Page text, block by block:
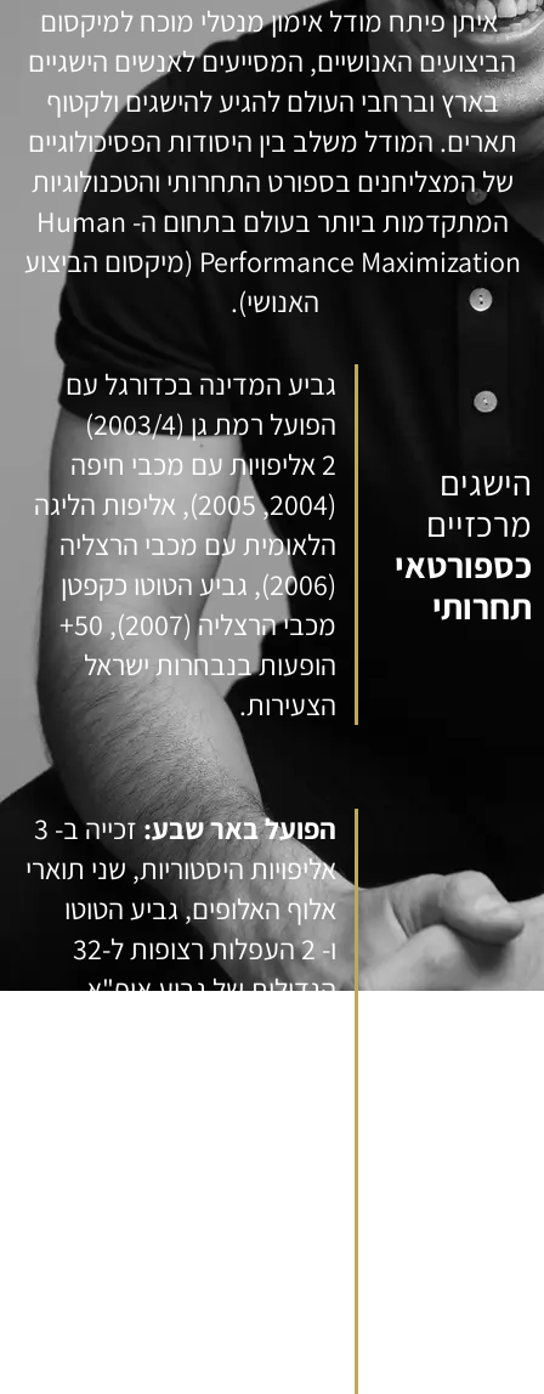
איתן פיתח מודל אימון מנטלי מוכח למיקסום
הביצועים האנושיים, המסייעים לאנשים הישגיים
בארץ וברחבי העולם להגיע להישגים ולקטוף
תארים. המודל משלב בין היסודות הפסיכולוגיים
של המצליחנים בספורט התחרותי והטכנולוגיות
המתקדמות ביותר בעולם בתחום ה- Human
Performance Maximization (מיקסום הביצוע
האנושי).
הישגים
מרכזיים
כספורטאי
תחרותי
גביע המדינה בכדורגל עם
הפועל רמת גן (2003/4)
2 אליפויות עם מכבי חיפה
(2004, 2005), אליפות הליגה
הלאומית עם מכבי הרצליה
(2006), גביע הטוטו כקפטן
מכבי הרצליה (2007), 50+
הופעות בנבחרות ישראל
הצעירות.
הפועל באר שבע:
זכייה ב- 3
אליפויות היסטוריות, שני תוארי
אלוף האלופים, גביע הטוטו
ו- 2 העפלות רצופות ל-32
הגדולות של גביע אופ"א.